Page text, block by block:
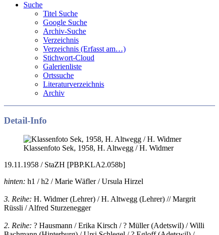
Suche
Titel Suche
Google Suche
Archiv-Suche
Verzeichnis
Verzeichnis (Erfasst am…)
Stichwort-Cloud
Galerienliste
Ortssuche
Literaturverzeichnis
Archiv
Detail-Info
Klassenfoto Sek, 1958, H. Altwegg / H. Widmer
19.11.1958 / StaZH [PBP.KLA2.058b]
hinten: h1 / h2 / Marie Wäfler / Ursula Hirzel
3. Reihe: H. Widmer (Lehrer) / H. Altwegg (Lehrer) // Margrit
Rüssli / Alfred Sturzenegger
2. Reihe: ? Hausmann / Erika Kirsch / ? Müller (Adetswil) / Willi